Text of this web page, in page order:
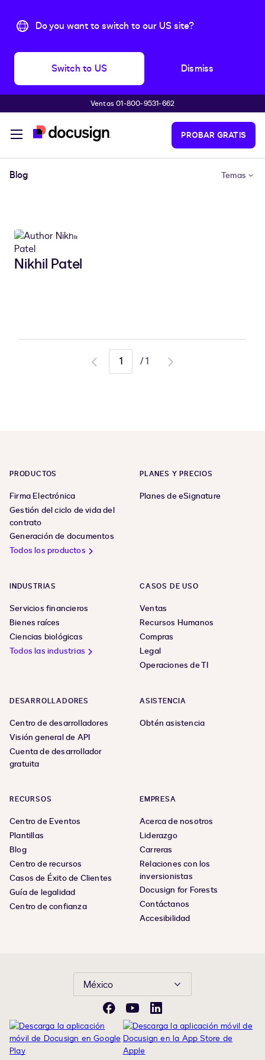
Do you want to switch to our US site?
Switch to US Dismiss
Accede al contenido principalVentas 01-800-9531-662
PROBAR GRATIS
Blog Temas
Nikhil Patel
Go
/1
Go
PRODUCTOS
Firma Electrónica
Gestión del ciclo de vida del
contrato
Generación de documentos
Todos los productos
PLANES Y PRECIOS
Planes de eSignature
INDUSTRIAS
Servicios financieros
Bienes raíces
Ciencias biológicas
Todos las industrias
CASOS DE USO
Ventas
Recursos Humanos
Compras
Legal
Operaciones de TI
DESARROLLADORES
Centro de desarrolladores
Visión general de API
Cuenta de desarrollador
gratuita
ASISTENCIA
Obtén asistencia
RECURSOS
Centro de Eventos
Plantillas
Blog
Centro de recursos
Casos de Éxito de Clientes
Guía de legalidad
Centro de confianza
EMPRESA
Acerca de nosotros
Liderazgo
Carreras
Relaciones con los
inversionistas
Docusign for Forests
Contáctanos
Accesibilidad
México
FacebookYouTubeLinkedIn